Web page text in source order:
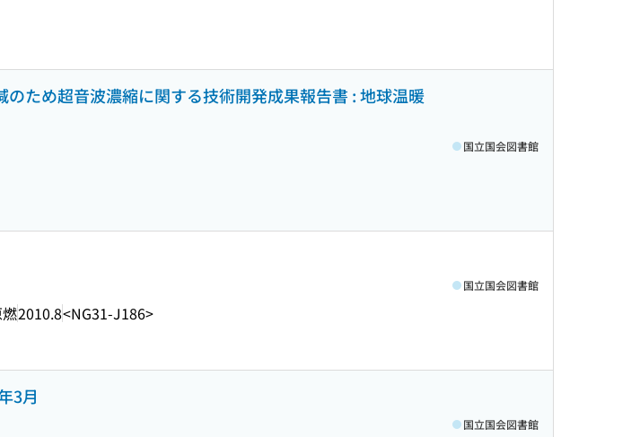
ため超音波濃縮に関する技術開発成果報告書 : 地球温暖
国立国会図書館
2010.8<NG31-J186>
国立国会図書館
3月
国立国会図書館